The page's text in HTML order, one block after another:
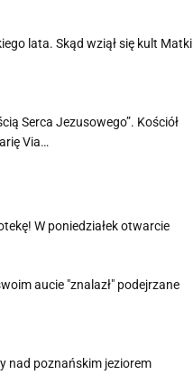
lata. Skąd wziął się kult Matki
Serca Jezusowego”. Kościół
Via…
W poniedziałek otwarcie
aucie "znalazł" podejrzane
nad poznańskim jeziorem